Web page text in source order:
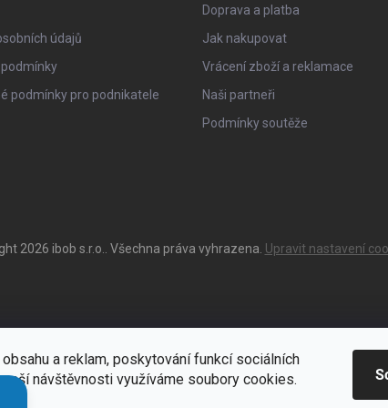
a reklam, poskytování funkcí sociálních
návštěvnosti využíváme soubory cookies.
údajů
podmínky pro podnikatele
Doprava a platba
Jak nakupovat
Vrácení zboží a reklamace
Naši partneři
Podmínky soutěže
2026 ibob s.r.o. . Všechna práva vyhrazena. Upravit nastavení